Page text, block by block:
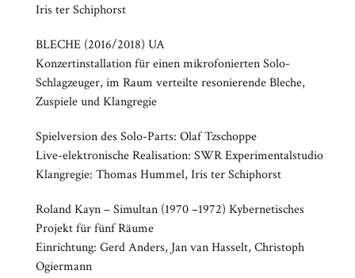
Iris ter Schiphorst
BLECHE (2016/2018) UA
Konzertinstallation für einen mikrofonierten Solo-
Schlagzeuger, im Raum verteilte resonierende Bleche,
Zuspiele und Klangregie
Spielversion des Solo-Parts: Olaf Tzschoppe
Live-elektronische Realisation: SWR Experimentalstudio
Klangregie: Thomas Hummel, Iris ter Schiphorst
Roland Kayn – Simultan (1970 –1972) Kybernetisches
Projekt für fünf Räume
Einrichtung: Gerd Anders, Jan van Hasselt, Christoph
Ogiermann